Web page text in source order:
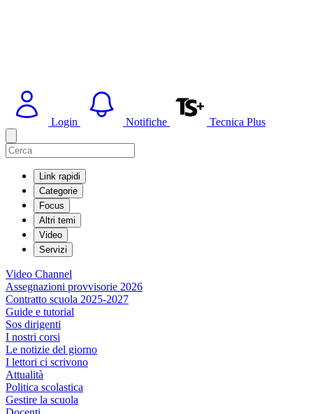
Login Notifiche Tecnica Plus
Link rapidi
Categorie
Focus
Altri temi
Video
Servizi
Video Channel
Assegnazioni provvisorie 2026
Contratto scuola 2025-2027
Guide e tutorial
Sos dirigenti
I nostri corsi
Le notizie del giorno
I lettori ci scrivono
Attualità
Politica scolastica
Gestire la scuola